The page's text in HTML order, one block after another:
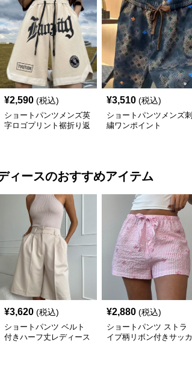
¥2,590 (税込)
ショートパンツメンズ英
字ロゴプリント裾折り返
¥3,510 (税込)
ショートパンツメンズ刺
繍ワンポイント
ィースのおすすめアイテム
¥3,620 (税込)
ショートパンツ ベルト
付きハーフ丈レディース
¥2,880 (税込)
ショートパンツ ストラ
イプ柄リボン付きサッカ